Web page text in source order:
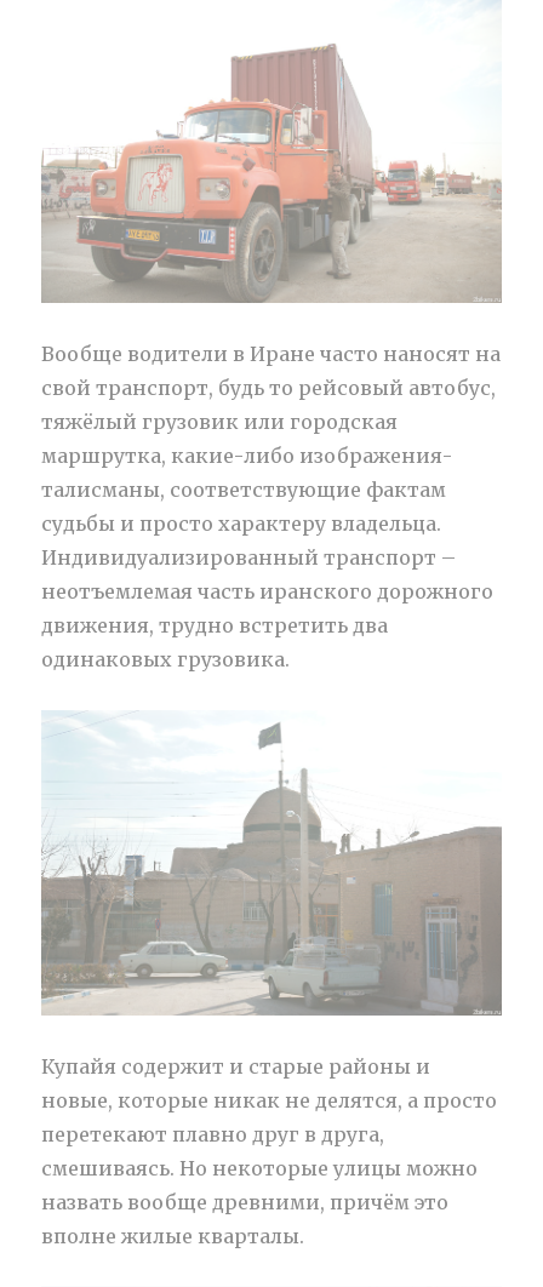
Вообще водители в Иране часто наносят на
свой транспорт, будь то рейсовый автобус,
тяжёлый грузовик или городская
маршрутка, какие-либо изображения-
талисманы, соответствующие фактам
судьбы и просто характеру владельца.
Индивидуализированный транспорт –
неотъемлемая часть иранского дорожного
движения, трудно встретить два
одинаковых грузовика.
Купайя содержит и старые районы и
новые, которые никак не делятся, а просто
перетекают плавно друг в друга,
смешиваясь. Но некоторые улицы можно
назвать вообще древними, причём это
вполне жилые кварталы.